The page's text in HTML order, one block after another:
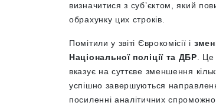
визначитися з субʼєктом, який
обрахунку цих строків.
Помітили у звіті Єврокомісії і
Національної поліції та ДБР .
вказує на суттєве зменшення
успішно завершуються
посиленні аналітичних